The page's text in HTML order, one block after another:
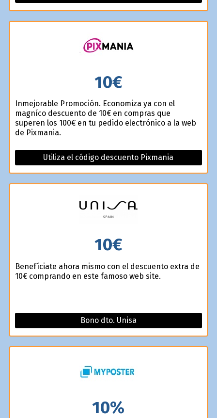
10€
Inmejorable Promoción. Economiza ya con el
magnífico descuento de 10€ en compras que
superen los 100€ en tu pedido electrónico a la web
de Pixmania.
Utiliza el código descuento Pixmania
10€
Benefíciate ahora mismo con el descuento extra de
10€ comprando en este famoso web site.
Bono dto. Unisa
10%